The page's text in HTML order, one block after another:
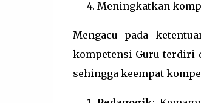
Meningkatkan
Mengacu pada
kompetensi Guru terdiri
sehingga keempat